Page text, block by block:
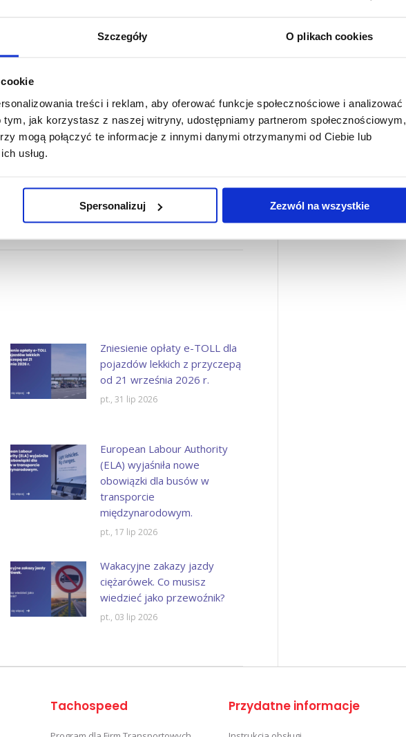
Szczegóły O plikach cookies
treści i reklam, aby oferować funkcje społecznościowe i analizować
jak korzystasz z naszej witryny, udostępniamy partnerom społecznościowym,
mogą połączyć te informacje z innymi danymi otrzymanymi od Ciebie lub
usług.
Spersonalizuj Zezwól na wszystkie
wpis:
Ważna zmiana przepisów –
koniec „żółtych tarczek”
Zniesienie opłaty e-TOLL dla
pojazdów lekkich z przyczepą
od 21 września 2026 r.
pt., 31 lip 2026
European Labour Authority
(ELA) wyjaśniła nowe
obowiązki dla busów w
transporcie
międzynarodowym.
pt., 17 lip 2026
Wakacyjne zakazy jazdy
ciężarówek. Co musisz
wiedzieć jako przewoźnik?
pt., 03 lip 2026
Tachospeed Przydatne informacje